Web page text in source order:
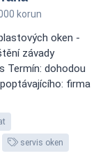
korun
oken -
závady
Termín: dohodou
firma
servis oken